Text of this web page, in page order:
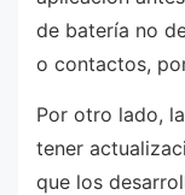
de batería no
o contactos,
Por otro lado,
tener
que los